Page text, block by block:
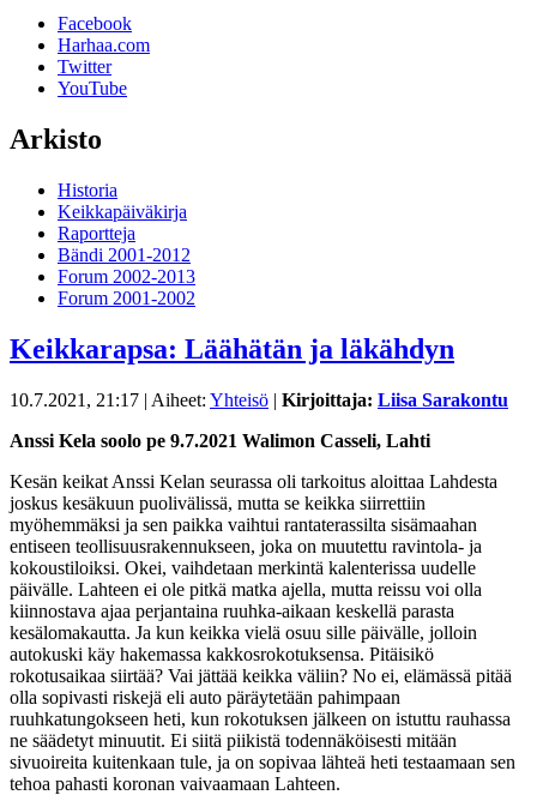
Facebook
Harhaa.com
Twitter
YouTube
Arkisto
Historia
Keikkapäiväkirja
Raportteja
Bändi 2001-2012
Forum 2002-2013
Forum 2001-2002
Keikkarapsa: Läähätän ja läkähdyn
10.7.2021, 21:17 | Aiheet: Yhteisö | Kirjoittaja: Liisa Sarakontu
Anssi Kela soolo pe 9.7.2021 Walimon Casseli, Lahti
Kesän keikat Anssi Kelan seurassa oli tarkoitus aloittaa Lahdesta
joskus kesäkuun puolivälissä, mutta se keikka siirrettiin
myöhemmäksi ja sen paikka vaihtui rantaterassilta sisämaahan
entiseen teollisuusrakennukseen, joka on muutettu ravintola- ja
kokoustiloiksi. Okei, vaihdetaan merkintä kalenterissa uudelle
päivälle. Lahteen ei ole pitkä matka ajella, mutta reissu voi olla
kiinnostava ajaa perjantaina ruuhka-aikaan keskellä parasta
kesälomakautta. Ja kun keikka vielä osuu sille päivälle, jolloin
autokuski käy hakemassa kakkosrokotuksensa. Pitäisikö
rokotusaikaa siirtää? Vai jättää keikka väliin? No ei, elämässä pitää
olla sopivasti riskejä eli auto päräytetään pahimpaan
ruuhkatungokseen heti, kun rokotuksen jälkeen on istuttu rauhassa
ne säädetyt minuutit. Ei siitä piikistä todennäköisesti mitään
sivuoireita kuitenkaan tule, ja on sopivaa lähteä heti testaamaan sen
tehoa pahasti koronan vaivaamaan Lahteen.